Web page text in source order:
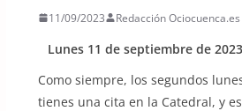
11/09/2023 Redacción Ociocuenca.es
Lunes 11 de septiembre de
Como siempre, los segundos
tienes una cita en la Catedral, y